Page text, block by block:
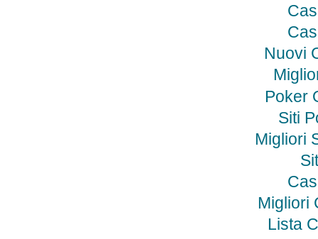
Nuovi
Poker
Siti
Migliori
Migliori
Lista